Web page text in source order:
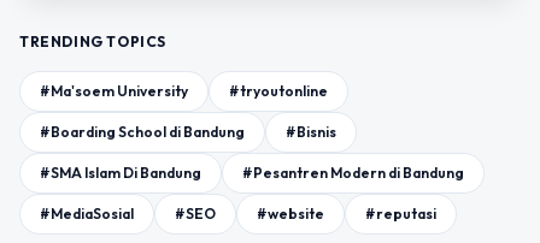
TRENDING TOPICS
#Ma'soem University #tryoutonline
#Boarding School di Bandung #Bisnis
#SMA Islam Di Bandung #Pesantren Modern di Bandung
#MediaSosial #SEO #website #reputasi